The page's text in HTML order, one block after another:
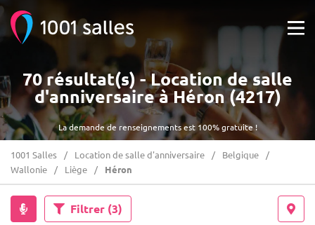
La demande de renseignements est 100% gratuite !
70 résultat(s) - Location de salle
d'anniversaire à Héron (4217)
1001 Salles Location de salle d'anniversaire
Belgique
Wallonie
Liège Héron
Filtrer (3)